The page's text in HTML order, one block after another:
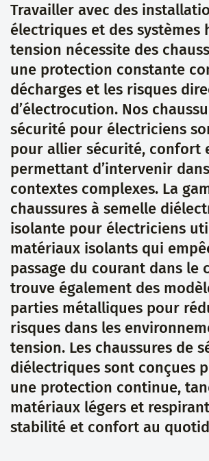
Travailler avec des
électriques et des systèmes
tension nécessite des
une protection constante
décharges et les risques
d’électrocution. Nos
sécurité pour électriciens
pour allier sécurité, confort
permettant d’intervenir
contextes complexes. La
chaussures à semelle
isolante pour électriciens
matériaux isolants qui
passage du courant dans le
trouve également des
parties métalliques pour
risques dans les
tension. Les chaussures de
diélectriques sont conçues
une protection continue,
matériaux légers et
stabilité et confort au